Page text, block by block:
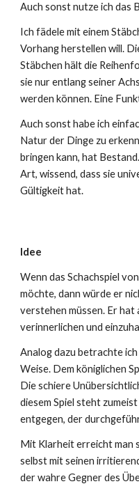
Auch sonst nutze ich das
Ich fädele mit einem
Vorhang herstellen will.
Stäbchen hält die
sie nur entlang seiner
werden können. Eine
Auch sonst habe ich
Natur der Dinge zu
bringen kann, hat
Art, wissend, dass sie
Gültigkeit hat.
Idee
Wenn das Schachspiel
möchte, dann würde er
verstehen müssen. Er hat
verinnerlichen und
Analog dazu betrachte
Weise. Dem königlichen
Die schiere
diesem Spiel steht
entgegen, der
Mit Klarheit erreicht man
selbst mit seinen
der wahre Gegner des